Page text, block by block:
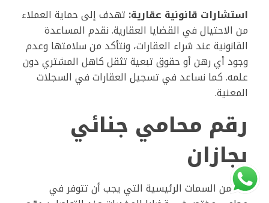
استشارات قانونية عقارية: تهدف إلى حماية العملاء
من الاحتيال في القضايا العقارية. نقدم المساعدة
القانونية عند شراء العقارات، ونتأكد من سلامتها وعدم
وجود أي رهن أو حقوق تبعية تثقل كاهل المشتري دون
علمه. كما نساعد في تسجيل العقارات في السجلات
المعنية.
رقم محامي جنائي
بجازان
تتضمن السمات الرئيسية التي يجب أن تتوفر في